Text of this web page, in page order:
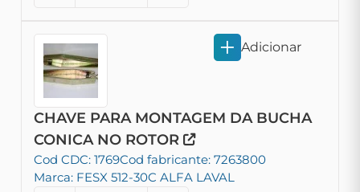
CHAVE PARA MONTAGEM DA BUCHA
CONICA NO ROTOR
Cod CDC: 1769Cod fabricante: 7263800
Marca: FESX 512-30C ALFA LAVAL
Adicionar